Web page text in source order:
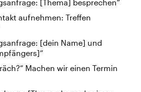
[Thema] besprechen“
aufnehmen: Treffen
[dein Name] und
Machen wir einen Termin